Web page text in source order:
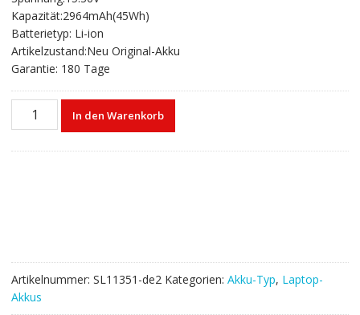
€72,72€48,15.
Kapazität:2964mAh(45Wh)
Batterietyp: Li-ion
Artikelzustand:Neu Original-Akku
Garantie: 180 Tage
Laptop
Menge
In den Warenkorb
Artikelnummer: SL11351-de2 Kategorien: Akku-Typ, Laptop-
Akkus